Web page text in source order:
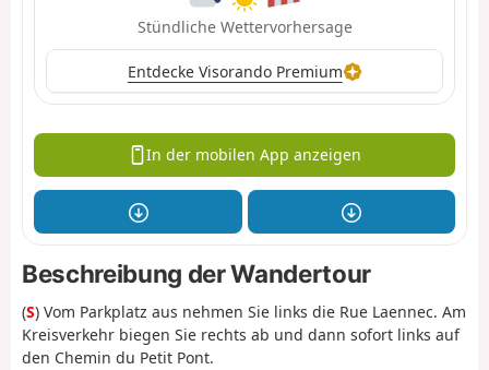
Stündliche Wettervorhersage
Entdecke Visorando Premium
In der mobilen App anzeigen
Beschreibung der Wandertour
(S) Vom Parkplatz aus nehmen Sie links die Rue Laennec. Am
Kreisverkehr biegen Sie rechts ab und dann sofort links auf
den Chemin du Petit Pont.